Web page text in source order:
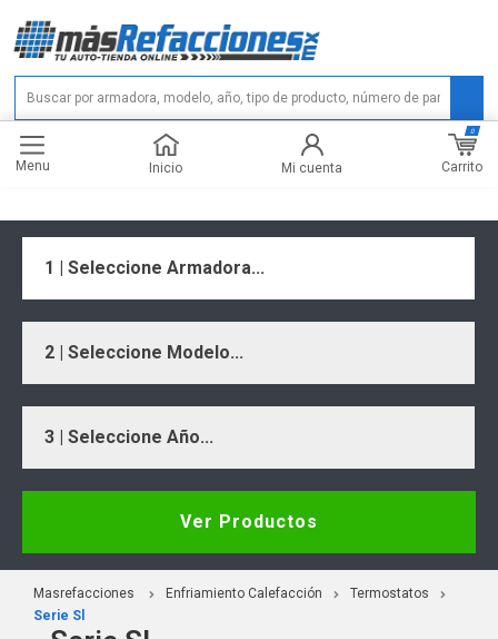
Menu Inicio Mi cuenta Carrito
0
1 | Seleccione Armadora...
2 | Seleccione Modelo...
3 | Seleccione Año...
Ver Productos
Masrefacciones Enfriamiento Calefacción
Termostatos
Serie Sl